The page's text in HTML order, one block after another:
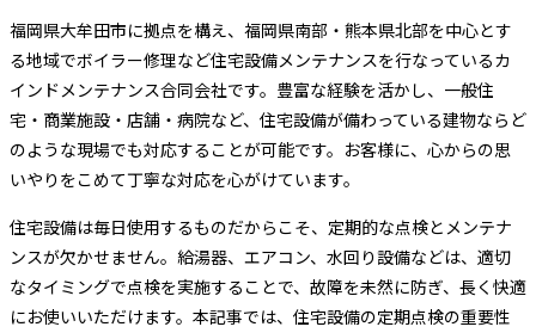
福岡県大牟田市に拠点を構え、福岡県南部・熊本県北部を中心とす
る地域でボイラー修理など住宅設備メンテナンスを行なっているカ
インドメンテナンス合同会社です。豊富な経験を活かし、一般住
宅・商業施設・店舗・病院など、住宅設備が備わっている建物ならど
のような現場でも対応することが可能です。お客様に、心からの思
いやりをこめて丁寧な対応を心がけています。
住宅設備は毎日使用するものだからこそ、定期的な点検とメンテナ
ンスが欠かせません。給湯器、エアコン、水回り設備などは、適切
なタイミングで点検を実施することで、故障を未然に防ぎ、長く快適
にお使いいただけます。本記事では、住宅設備の定期点検の重要性